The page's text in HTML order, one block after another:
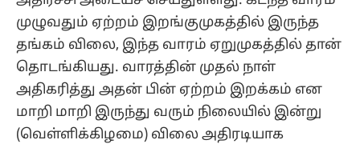
முழுவதும் ஏற்றம் இறங்குமுகத்தில் இருந்த
தங்கம் விலை, இந்த வாரம் ஏறுமுகத்தில் தான்
தொடங்கியது. வாரத்தின் முதல் நாள்
அதிகரித்து அதன் பின் ஏற்றம் இறக்கம் என
மாறி மாறி இருந்து வரும் நிலையில் இன்று
(வெள்ளிக்கிழமை) விலை அதிரடியாக